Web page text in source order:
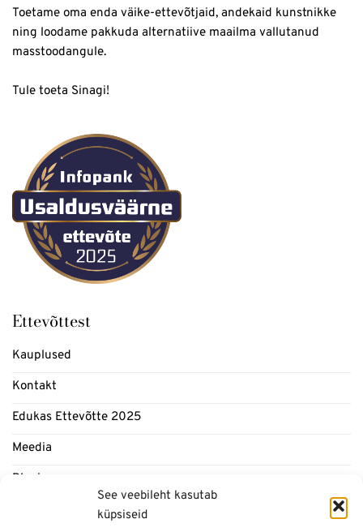
See veebileht kasutab
küpsiseid
Toetame oma enda väike-ettevõtjaid, andekaid kunstnikke
ning loodame pakkuda alternatiive maailma vallutanud
masstoodangule.
Tule toeta Sinagi!
Ettevõttest
Kauplused
Kontakt
Edukas Ettevõtte 2025
Meedia
Blogi